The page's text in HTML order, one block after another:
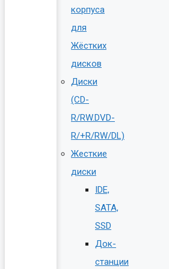
корпуса
для
Жёстких
дисков
Диски
(CD-
R/RW.DVD-
R/+R/RW/DL)
Жесткие
диски
IDE,
SATA,
SSD
Док-
станции